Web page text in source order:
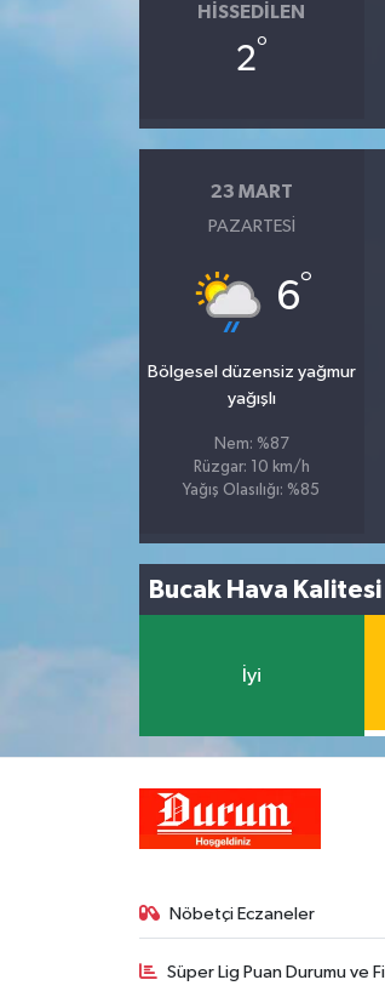
HISSEDILEN
2°
23 MART
PAZARTESI
6°
Bölgesel düzensiz yağmur
yağışlı
Nem: %87
Rüzgar: 10 km/h
Yağış Olasılığı: %85
Bucak Hava Kalitesi
İyi
Nöbetçi Eczaneler
Süper Lig Puan Durumu ve